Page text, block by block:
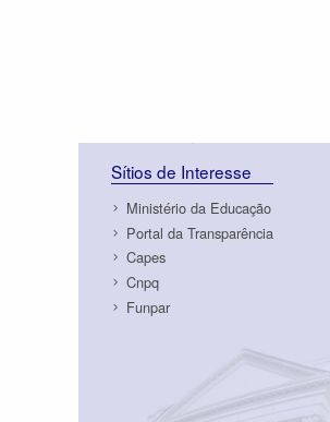
Sítios de Interesse
Ministério da Educação
Portal da Transparência
Capes
Cnpq
Funpar